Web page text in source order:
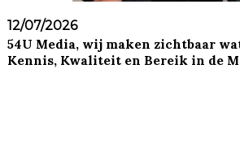
12/07/2026
54U Media, wij maken zichtbaar
Kennis, Kwaliteit en Bereik in de